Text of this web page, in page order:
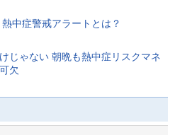
中症警戒アラートとは？
じゃない 朝晩も熱中症リスクマネ
欠